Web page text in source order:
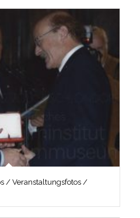
/ Veranstaltungsfotos /